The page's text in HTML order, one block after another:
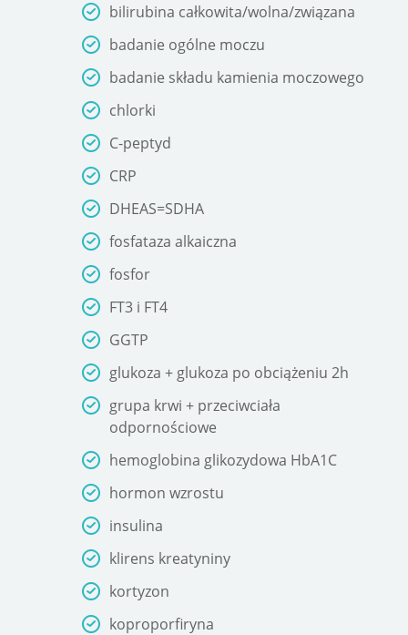
bilirubina całkowita/wolna/związana
badanie ogólne moczu
badanie składu kamienia moczowego
chlorki
C-peptyd
CRP
DHEAS=SDHA
fosfataza alkaiczna
fosfor
FT3 i FT4
GGTP
glukoza + glukoza po obciążeniu 2h
grupa krwi + przeciwciała
odpornościowe
hemoglobina glikozydowa HbA1C
hormon wzrostu
insulina
klirens kreatyniny
kortyzon
koproporfiryna